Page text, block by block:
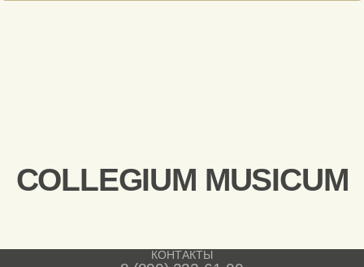
COLLEGIUM MUSICUM
КОНТАКТЫ